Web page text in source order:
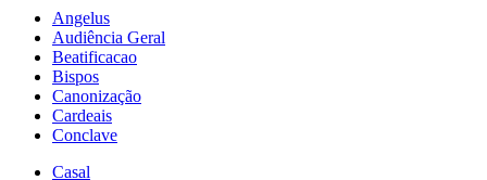
Angelus
Audiência Geral
Beatificacao
Bispos
Canonização
Cardeais
Conclave
Casal